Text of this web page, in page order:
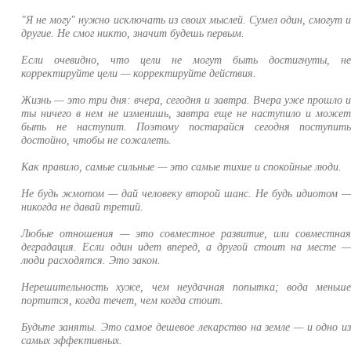
"Я не могу" нужно исключать из своих мыслей. Сумел один, смогут и
другие. Не смог никто, значит будешь первым.
Если очевидно, что цели не могут быть достигнуты, не
корректируйте цели — корректируйте действия.
Жизнь — это три дня: вчера, сегодня и завтра. Вчера уже прошло и
ты ничего в нем не изменишь, завтра еще не наступило и может
быть не наступит. Поэтому постарайся сегодня поступить
достойно, чтобы не сожалеть.
Как правило, самые сильные — это самые тихие и спокойные люди.
Не будь жмотом — дай человеку второй шанс. Не будь идиотом —
никогда не давай третий.
Любые отношения — это совместное развитие, или совместная
деградация. Если один идет вперед, а другой стоит на месте —
люди расходятся. Это закон.
Нерешительность хуже, чем неудачная попытка; вода меньше
портится, когда течет, чем когда стоит.
Будьте заняты. Это самое дешевое лекарство на земле — и одно из
самых эффективных.